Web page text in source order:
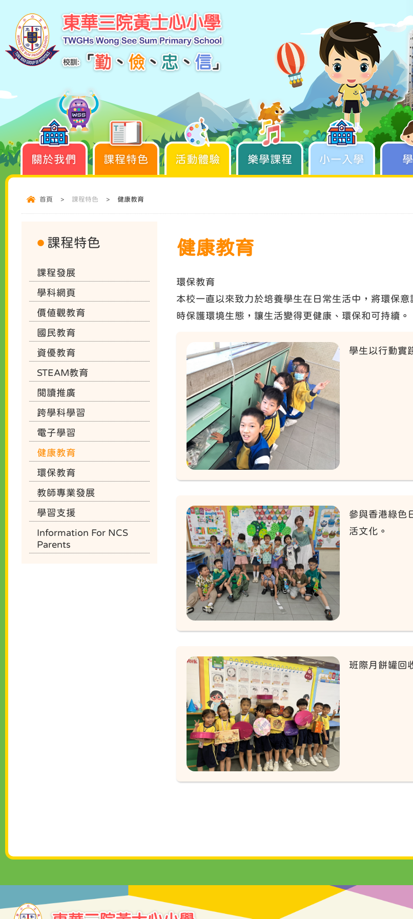
關於我們 課程特色 活動體驗 樂學課程 學生成長
小一入學
首頁 > 課程特色 > 健康教育
健康教育
環保教育
本校一直以來致力於培養學生在日常生活中，將環保
時保護環境生態，讓生活變得更健康、環保和可持續。
學生以行動實
參與香港綠色
活文化。
班際月餅罐回
課程特色
課程發展
學科網頁
價值觀教育
國民教育
資優教育
STEAM教育
閱讀推廣
跨學科學習
電子學習
健康教育
環保教育
教師專業發展
學習支援
Information For NCS
Parents